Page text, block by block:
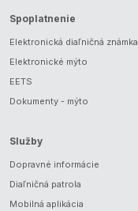
Spoplatnenie
Elektronická diaľničná známka
Elektronické mýto
EETS
Dokumenty - mýto
Služby
Dopravné informácie
Diaľničná patrola
Mobilná aplikácia